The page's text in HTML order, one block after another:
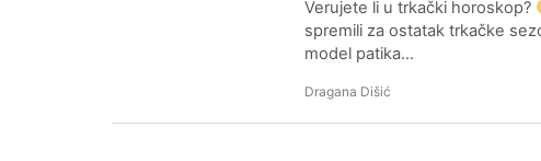
Verujete li u trkački horoskop?
spremili za ostatak trkačke
model patika…
Dragana Dišić